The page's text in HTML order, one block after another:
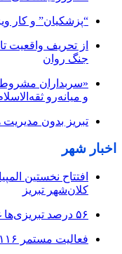
“پزشکیان” و کار
از تحریف واقعیت
جنگ روان
«سربداران
و میانه‌رو
تبریز بدون
اخبار شهر
افتتاح نخستین
کلان‌شهر تبریز
۵۶ درصد تبریزی‌ها غیرحضوری با شهرداری ارتباط دارند
فعالیت مستمر ۱۱۶ پروژه عمرانی در شرایط جنگی